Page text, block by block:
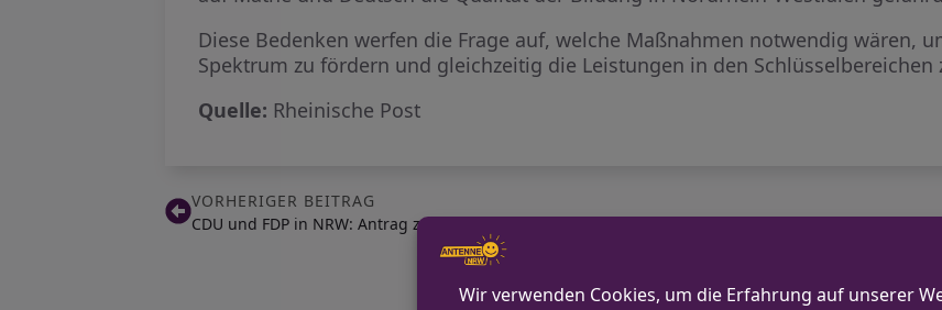
Diese Bedenken werfen die Frage auf, welche Maßnahmen notwendig wären,
Spektrum zu fördern und gleichzeitig die Leistungen in den Schlüsselbereichen
Quelle: Rheinische Post
VORHERIGER BEITRAG
CDU und FDP in NRW: Antrag zum Verbot von Verpackungssteuern
Vom Alkohol